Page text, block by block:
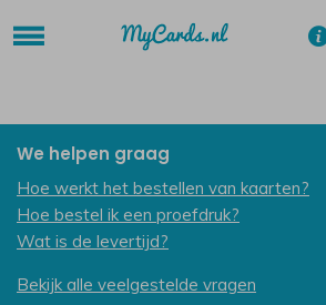
We helpen graag
Hoe werkt het bestellen van kaarten?
Hoe bestel ik een proefdruk?
Wat is de levertijd?
Bekijk alle veelgestelde vragen